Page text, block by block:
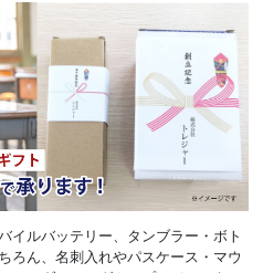
イルバッテリー、タンブラー・ボト
ろん、名刺入れやパスケース・マウ